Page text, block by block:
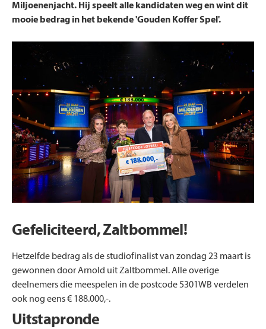
Miljoenenjacht. Hij speelt alle kandidaten weg en wint dit
mooie bedrag in het bekende 'Gouden Koffer Spel'.
Gefeliciteerd, Zaltbommel!
Hetzelfde bedrag als de studiofinalist van zondag 23 maart is
gewonnen door Arnold uit Zaltbommel. Alle overige
deelnemers die meespelen in de postcode 5301WB verdelen
ook nog eens € 188.000,-.
Uitstapronde